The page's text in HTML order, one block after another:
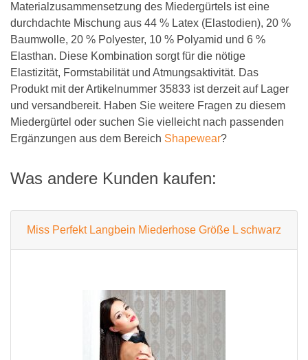
Materialzusammensetzung des Miedergürtels ist eine
durchdachte Mischung aus 44 % Latex (Elastodien), 20 %
Baumwolle, 20 % Polyester, 10 % Polyamid und 6 %
Elasthan. Diese Kombination sorgt für die nötige
Elastizität, Formstabilität und Atmungsaktivität. Das
Produkt mit der Artikelnummer 35833 ist derzeit auf Lager
und versandbereit. Haben Sie weitere Fragen zu diesem
Miedergürtel oder suchen Sie vielleicht nach passenden
Ergänzungen aus dem Bereich Shapewear?
Was andere Kunden kaufen:
Miss Perfekt Langbein Miederhose Größe L schwarz